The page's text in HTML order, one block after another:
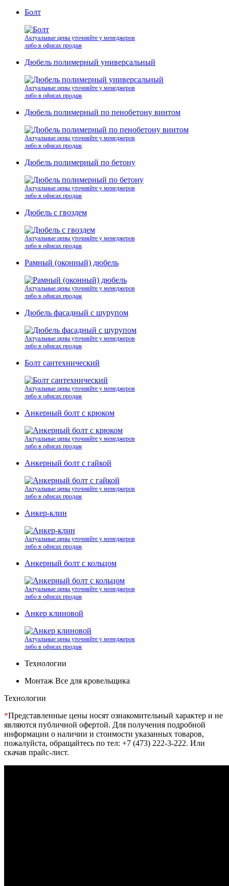
Болт
Актуальные цены уточняйте у менеджеров
либо в офисах продаж
Дюбель полимерный универсальный
Актуальные цены уточняйте у менеджеров
либо в офисах продаж
Дюбель полимерный по пенобетону винтом
Актуальные цены уточняйте у менеджеров
либо в офисах продаж
Дюбель полимерный по бетону
Актуальные цены уточняйте у менеджеров
либо в офисах продаж
Дюбель с гвоздем
Актуальные цены уточняйте у менеджеров
либо в офисах продаж
Рамный (оконный) дюбель
Актуальные цены уточняйте у менеджеров
либо в офисах продаж
Дюбель фасадный с шурупом
Актуальные цены уточняйте у менеджеров
либо в офисах продаж
Болт сантехнический
Актуальные цены уточняйте у менеджеров
либо в офисах продаж
Анкерный болт с крюком
Актуальные цены уточняйте у менеджеров
либо в офисах продаж
Анкерный болт с гайкой
Актуальные цены уточняйте у менеджеров
либо в офисах продаж
Анкер-клин
Актуальные цены уточняйте у менеджеров
либо в офисах продаж
Анкерный болт с кольцом
Актуальные цены уточняйте у менеджеров
либо в офисах продаж
Анкер клиновой
Актуальные цены уточняйте у менеджеров
либо в офисах продаж
Технологии
Монтаж Все для кровельщика
Технологии
*Представленные цены носят ознакомительный характер и не
являются публичной офертой. Для получения подробной
информации о наличии и стоимости указанных товаров,
пожалуйста, обращайтесь по тел: +7 (473) 222-3-222. Или
скачав прайс-лист.